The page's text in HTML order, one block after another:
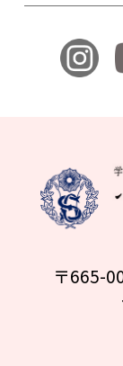
〒665-